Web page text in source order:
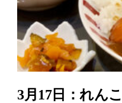
3月17日：れん